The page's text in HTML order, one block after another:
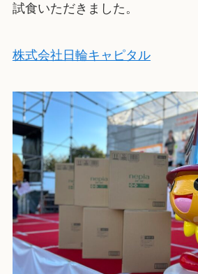
試食いただきました。
株式会社日輪キャピタル